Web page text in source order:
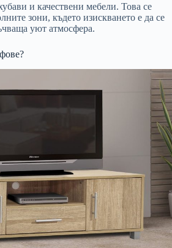
и качествени мебели. Това се
зони, където изискването е да се
уют атмосфера.